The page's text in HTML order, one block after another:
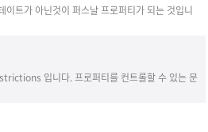
이트가 아닌것이 퍼스날 프로퍼티가 되는 것입니
입니다. 프로퍼티를 컨트롤할 수 있는 문